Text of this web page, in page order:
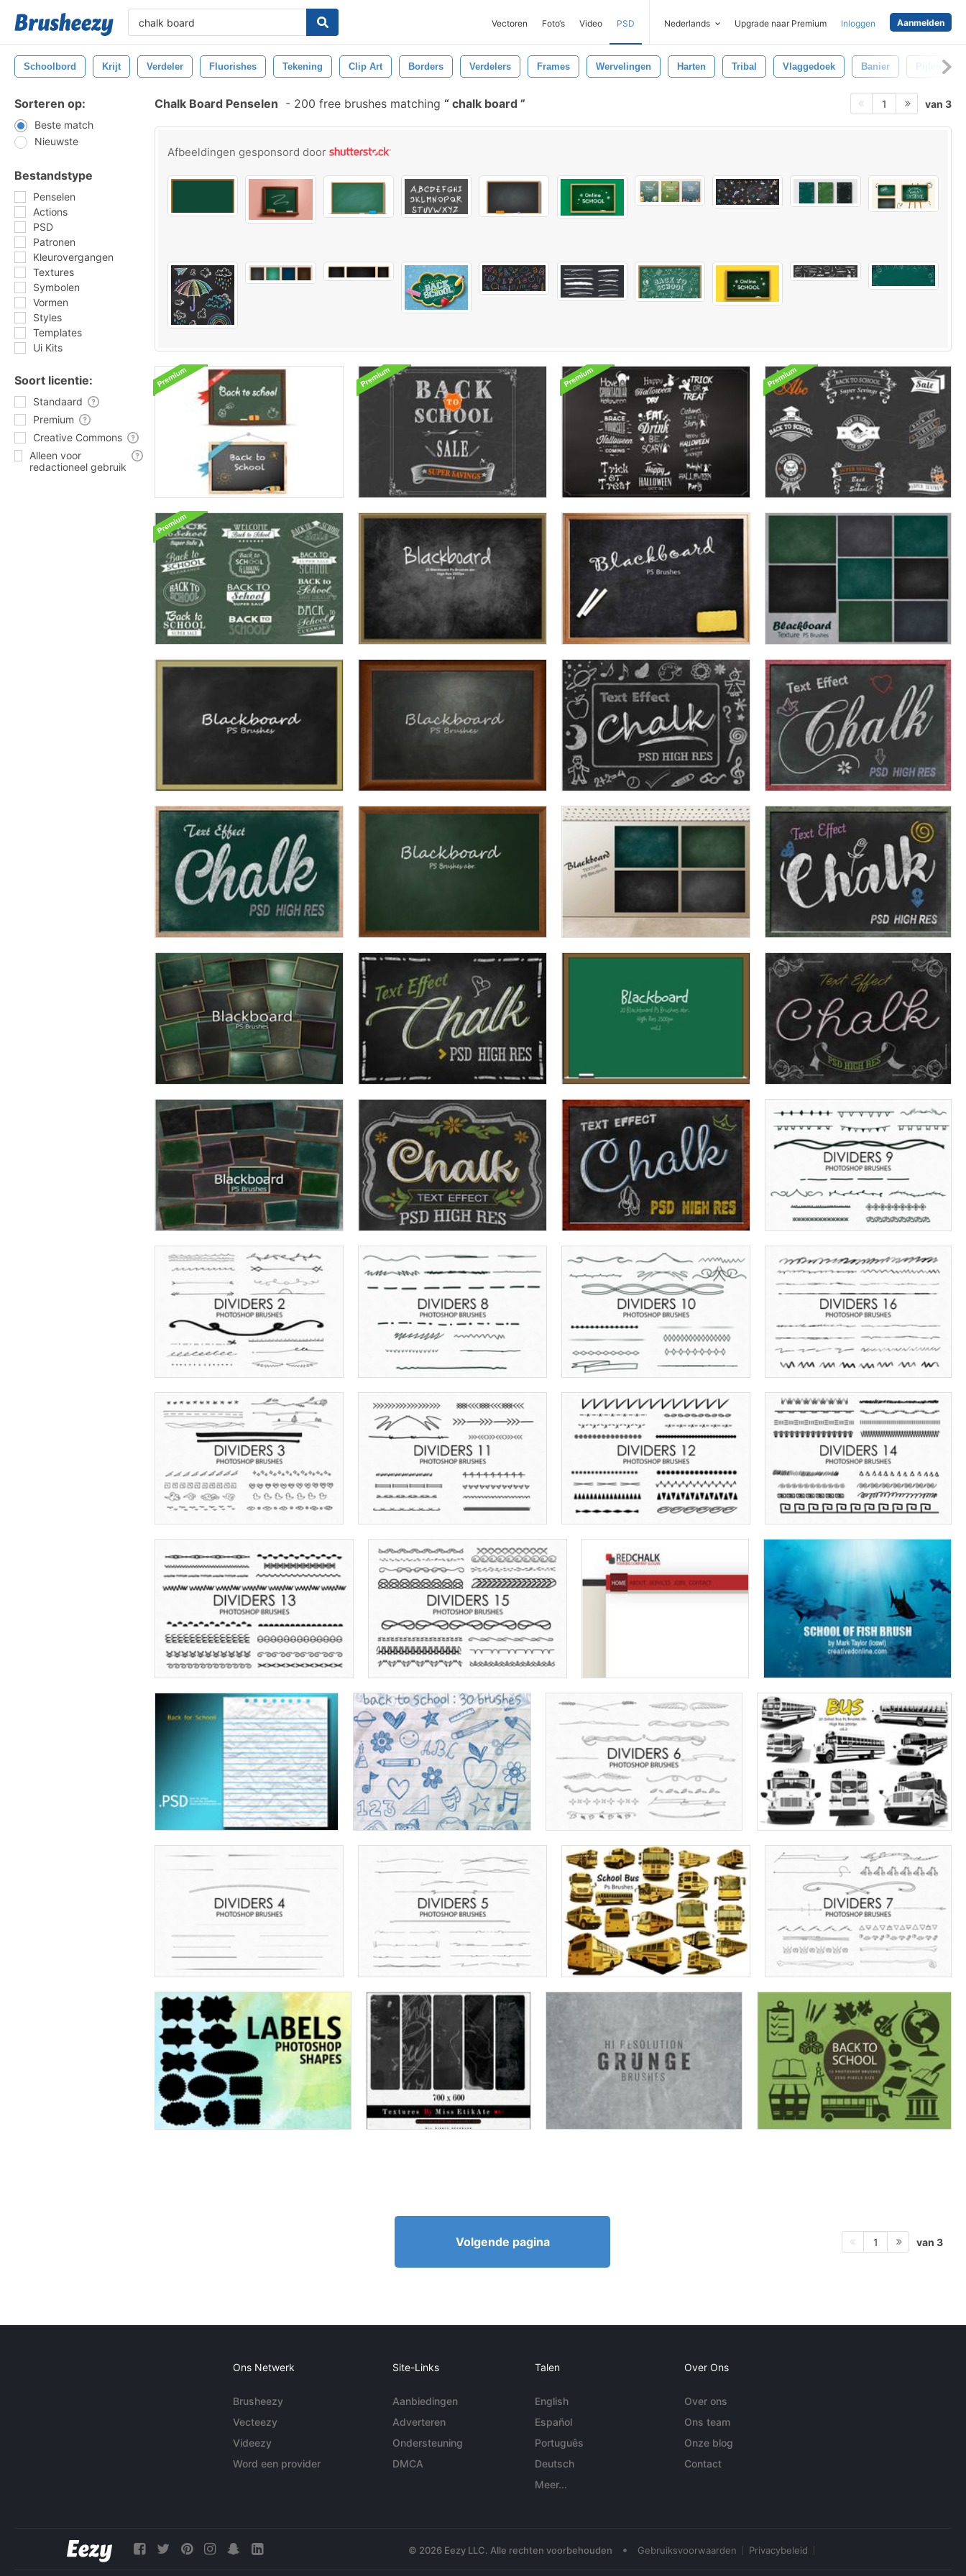
Vectoren Foto‘s Video PSD Nederlands Upgrade naar Premium Inloggen Aanmelden
Schoolbord Krijt Verdeler Fluorishes Tekening Clip Art Borders Verdelers Frames Wervelingen Harten Tribal Vlaggedoek Banier Pijlen
Sorteren op:
Beste match
Nieuwste
Bestandstype
Penselen
Actions
PSD
Patronen
Kleurovergangen
Textures
Symbolen
Vormen
Styles
Templates
Ui Kits
Soort licentie:
Standaard
Premium
Creative Commons
Alleen voor
redactioneel gebruik
Chalk Board Penselen - 200 free brushes matching chalk board 1 van 3
Afbeeldingen gesponsord door
Volgende pagina 1 van 3
Ons Netwerk
Brusheezy
Vecteezy
Videezy
Word een provider
Site-Links
Aanbiedingen
Adverteren
Ondersteuning
DMCA
Talen
English
Español
Português
Deutsch
Meer...
Over Ons
Over ons
Ons team
Onze blog
Contact
© 2026 Eezy LLC. Alle rechten voorbehouden • Gebruiksvoorwaarden Privacybeleid